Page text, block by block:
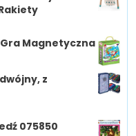
Magnetyczna
z
075850